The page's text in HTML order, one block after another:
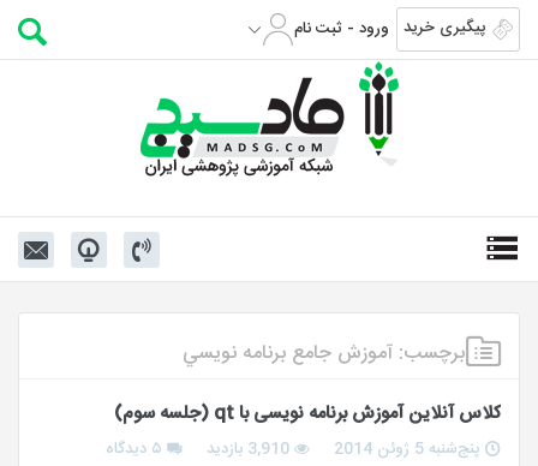
پیگیری خرید ورود - ثبت نام
برچسب: آموزش جامع برنامه نويسي
کلاس آنلاین آموزش برنامه نویسی با qt (جلسه سوم)
پنج‌شنبه 5 ژوئن 2014 3,910 بازدید ۵ دیدگاه